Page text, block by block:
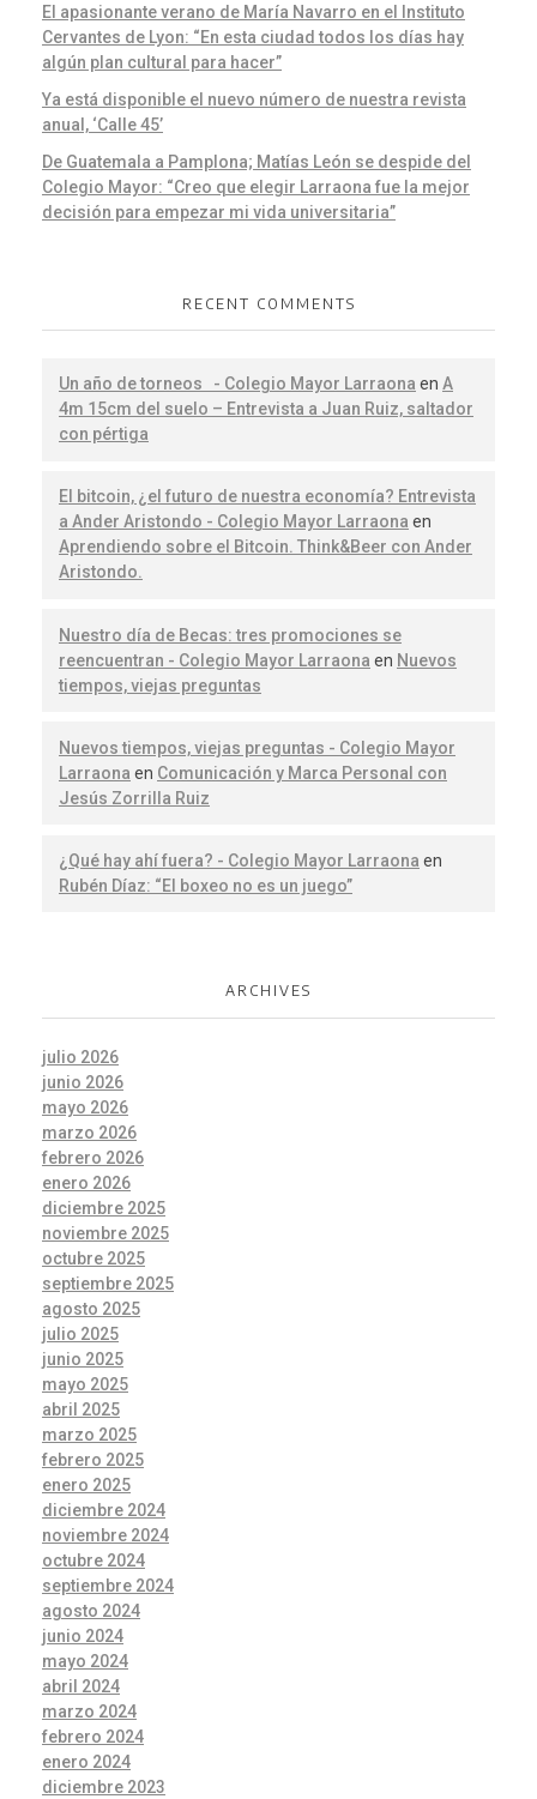
El apasionante verano de María Navarro en el Instituto
Cervantes de Lyon: “En esta ciudad todos los días hay
algún plan cultural para hacer”
Ya está disponible el nuevo número de nuestra revista
anual, ‘Calle 45’
De Guatemala a Pamplona; Matías León se despide del
Colegio Mayor: “Creo que elegir Larraona fue la mejor
decisión para empezar mi vida universitaria”
RECENT COMMENTS
Un año de torneos - Colegio Mayor Larraona en A
4m 15cm del suelo – Entrevista a Juan Ruiz, saltador
con pértiga
El bitcoin, ¿el futuro de nuestra economía? Entrevista
a Ander Aristondo - Colegio Mayor Larraona en
Aprendiendo sobre el Bitcoin. Think&Beer con Ander
Aristondo.
Nuestro día de Becas: tres promociones se
reencuentran - Colegio Mayor Larraona en Nuevos
tiempos, viejas preguntas
Nuevos tiempos, viejas preguntas - Colegio Mayor
Larraona en Comunicación y Marca Personal con
Jesús Zorrilla Ruiz
¿Qué hay ahí fuera? - Colegio Mayor Larraona en
Rubén Díaz: “El boxeo no es un juego”
ARCHIVES
julio 2026
junio 2026
mayo 2026
marzo 2026
febrero 2026
enero 2026
diciembre 2025
noviembre 2025
octubre 2025
septiembre 2025
agosto 2025
julio 2025
junio 2025
mayo 2025
abril 2025
marzo 2025
febrero 2025
enero 2025
diciembre 2024
noviembre 2024
octubre 2024
septiembre 2024
agosto 2024
junio 2024
mayo 2024
abril 2024
marzo 2024
febrero 2024
enero 2024
diciembre 2023